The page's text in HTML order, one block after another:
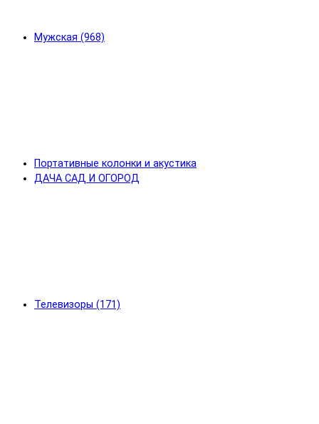
Мужская (968)
Портативные колонки и акустика
ДАЧА САД И ОГОРОД
Телевизоры (171)